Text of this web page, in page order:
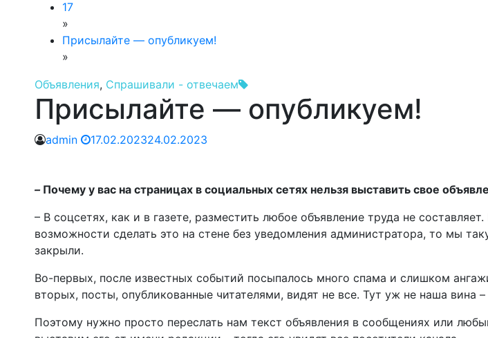
17
»
Присылайте — опубликуем!
»
Объявления, Спрашивали - отвечаем
Присылайте — опубликуем!
admin 17.02.202324.02.2023
–Почему у вас на страницах в социальных сетях нельзя выставить свое
– В соцсетях, как и в газете, разместить любое объявление труда не
возможности сделать это на стене без уведомления администратора, то мы
закрыли.
Во-первых, после известных событий посыпалось много спама и слишком
вторых, посты, опубликованные читателями, видят не все. Тут уж не наша вина
Поэтому нужно просто переслать нам текст объявления в сообщениях или